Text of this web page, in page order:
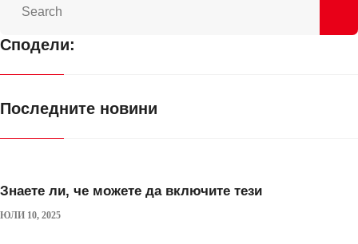
Сподели:
Последните новини
Знаете ли, че можете да включите тези
ЮЛИ 10, 2025